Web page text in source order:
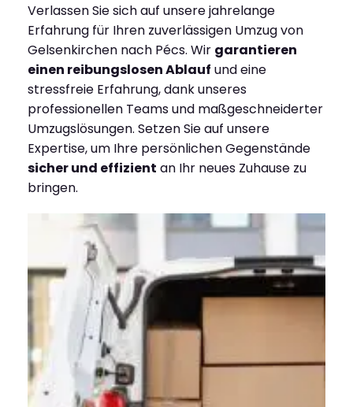
Verlassen Sie sich auf unsere jahrelange
Erfahrung für Ihren zuverlässigen Umzug von
Gelsenkirchen nach Pécs. Wir garantieren
einen reibungslosen Ablauf und eine
stressfreie Erfahrung, dank unseres
professionellen Teams und maßgeschneiderter
Umzugslösungen. Setzen Sie auf unsere
Expertise, um Ihre persönlichen Gegenstände
sicher und effizient an Ihr neues Zuhause zu
bringen.